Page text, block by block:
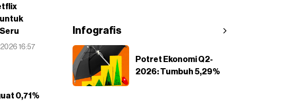
2026 16:57
0,71%
Infografis
Potret Ekonomi Q2-
2026: Tumbuh 5,29%